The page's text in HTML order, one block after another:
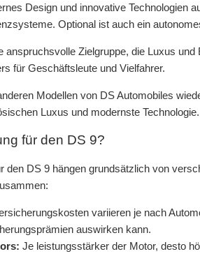
Design und innovative Technologien
Optional ist auch ein
anspruchsvolle Zielgruppe, die Luxus
für Geschäftsleute und Vielfahrer.
Modellen von DS Automobiles
Luxus und modernste Technologie.
für den DS 9?
den DS 9 hängen grundsätzlich von
variieren je nach
auswirken kann.
Je leistungsstärker der Motor, desto